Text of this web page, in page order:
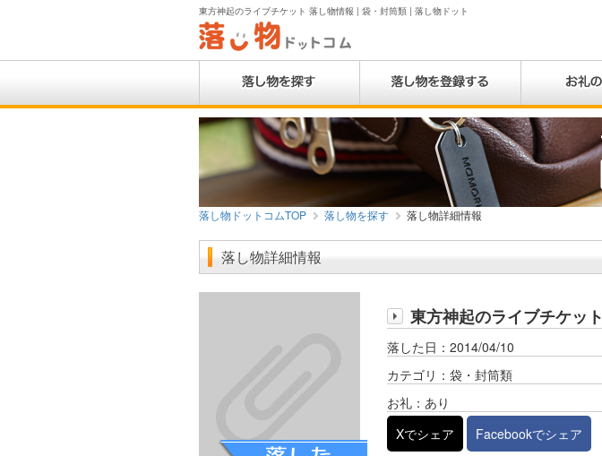
東方神起のライブチケット 落し物情報 | 袋・封筒類 | 落し物ドット
落し物ドットコムTOP 落し物を探す 落し物詳細情報
落し物詳細情報
東方神起のライブチケット
落した日：2014/04/10
カテゴリ：袋・封筒類
お礼：あり
Xでシェア
Facebookでシェア